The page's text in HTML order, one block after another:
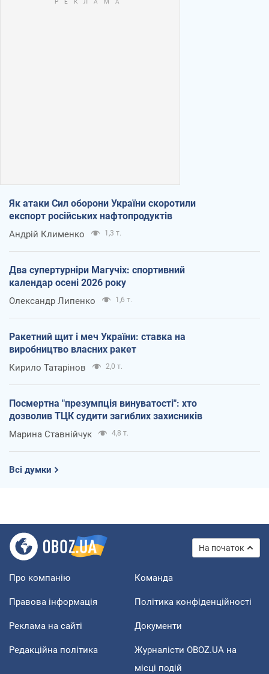
Як атаки Сил оборони України скоротили
експорт російських нафтопродуктів
Андрій Клименко 1,3 т.
Два супертурніри Магучіх: спортивний
календар осені 2026 року
Олександр Липенко 1,6 т.
Ракетний щит і меч України: ставка на
виробництво власних ракет
Кирило Татарінов 2,0 т.
Посмертна "презумпція винуватості": хто
дозволив ТЦК судити загиблих захисників
Марина Ставнійчук 4,8 т.
Всі думки
На початок
Про компанію Команда
Правова інформація Політика конфіденційності
Реклама на сайті Документи
Редакційна політика
Журналісти OBOZ.UA на
місці подій